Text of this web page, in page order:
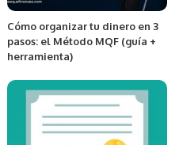
Cómo organizar tu dinero en 3
pasos: el Método MQF (guía +
herramienta)